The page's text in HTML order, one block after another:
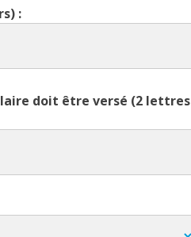
:
doit être versé (2 lettres